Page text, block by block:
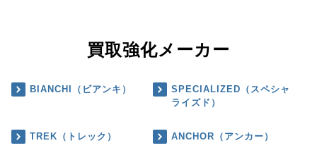
買取強化メーカー
BIANCHI（ビアンキ）
SPECIALIZED（スペシャ
ライズド）
TREK（トレック） ANCHOR（アンカー）